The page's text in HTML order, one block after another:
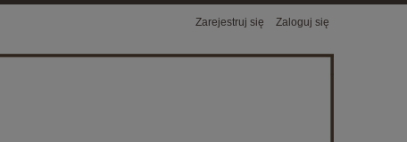
Zarejestruj się Zaloguj się